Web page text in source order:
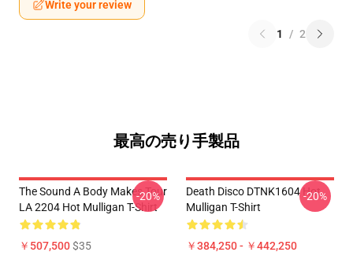
Write your review
1 / 2
最高の売り手製品
The Sound A Body Makes Tour
LA 2204 Hot Mulligan T-Shirt
￥507,500$35
-20%
Death Disco DTNK1604 Hot
Mulligan T-Shirt
￥384,250 - ￥442,250
-20%